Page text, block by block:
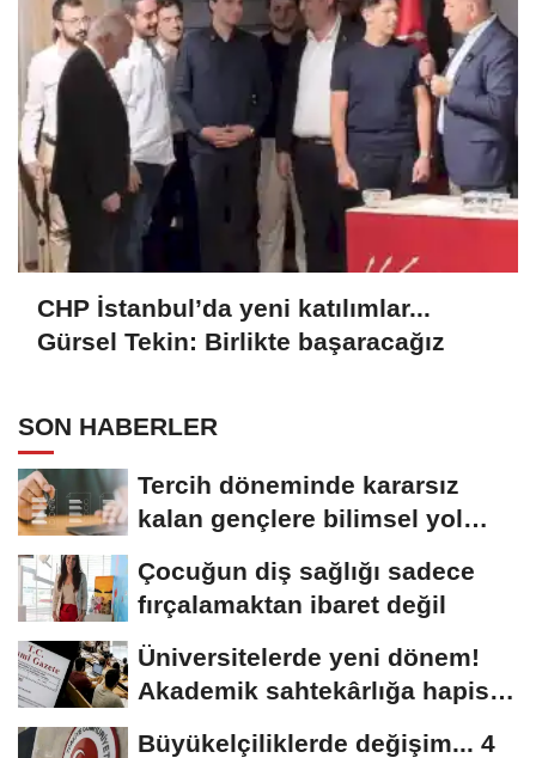
CHP İstanbul’da yeni katılımlar...
Gürsel Tekin: Birlikte başaracağız
SON HABERLER
Tercih döneminde kararsız
kalan gençlere bilimsel yol
Çocuğun diş sağlığı sadece
fırçalamaktan ibaret değil
Üniversitelerde yeni dönem!
Akademik sahtekârlığa hapis,
Büyükelçiliklerde değişim... 4